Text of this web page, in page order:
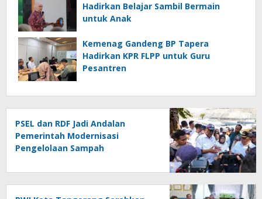
Hadirkan Belajar Sambil Bermain
untuk Anak
Kemenag Gandeng BP Tapera
Hadirkan KPR FLPP untuk Guru
Pesantren
PSEL dan RDF Jadi Andalan
Pemerintah Modernisasi
Pengelolaan Sampah